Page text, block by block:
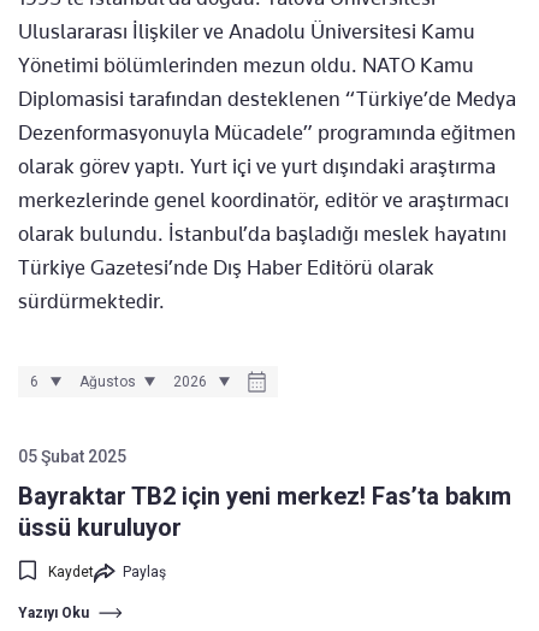
Uluslararası İlişkiler ve Anadolu Üniversitesi Kamu
Yönetimi bölümlerinden mezun oldu. NATO Kamu
Diplomasisi tarafından desteklenen “Türkiye’de Medya
Dezenformasyonuyla Mücadele” programında eğitmen
olarak görev yaptı. Yurt içi ve yurt dışındaki araştırma
merkezlerinde genel koordinatör, editör ve araştırmacı
olarak bulundu. İstanbul’da başladığı meslek hayatını
Türkiye Gazetesi’nde Dış Haber Editörü olarak
sürdürmektedir.
05 Şubat 2025
Bayraktar TB2 için yeni merkez! Fas’ta bakım
üssü kuruluyor
Kaydet Paylaş
Yazıyı Oku